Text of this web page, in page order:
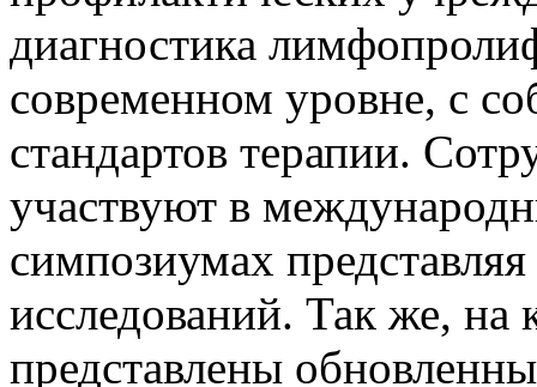
диагностика
современном уровне, с
стандартов терапии.
участвуют в
симпозиумах
исследований. Так же,
представлены